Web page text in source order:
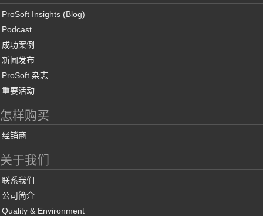
ProSoft Insights (Blog)
Podcast
成功案例
新闻发布
ProSoft 杂志
重要活动
怎样购买
经销商
关于我们
联系我们
公司简介
Quality & Environment